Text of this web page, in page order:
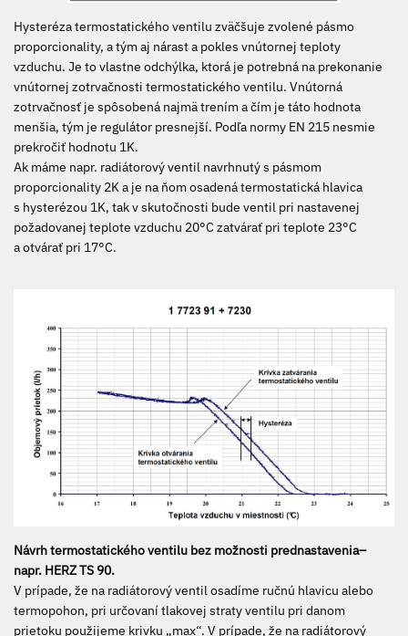
Hysteréza termostatického ventilu zväčšuje zvolené pásmo
proporcionality, a tým aj nárast a pokles vnútornej teploty
vzduchu. Je to vlastne odchýlka, ktorá je potrebná na prekonanie
vnútornej zotrvačnosti termostatického ventilu. Vnútorná
zotrvačnosť je spôsobená najmä trením a čím je táto hodnota
menšia, tým je regulátor presnejší. Podľa normy EN 215 nesmie
prekročiť hodnotu 1K.
Ak máme napr. radiátorový ventil navrhnutý s pásmom
proporcionality 2K a je na ňom osadená termostatická hlavica
s hysterézou 1K, tak v skutočnosti bude ventil pri nastavenej
požadovanej teplote vzduchu 20°C zatvárať pri teplote 23°C
a otvárať pri 17°C.
Návrh termostatického ventilu bez možnosti prednastavenia–
napr. HERZ TS 90.
V prípade, že na radiátorový ventil osadíme ručnú hlavicu alebo
termopohon, pri určovaní tlakovej straty ventilu pri danom
prietoku použijeme krivku „max“. V prípade, že na radiátorový